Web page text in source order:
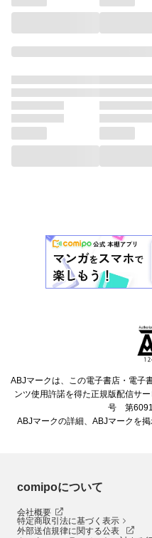
ABJマークは、この電子書店・電子
ンツ使用許諾を得た正規版配信サ
号 第
ABJマークの詳細、ABJマークを
comipoについて
会社概要
特定商取引法に基づく表示
外部送信規律に関する公表